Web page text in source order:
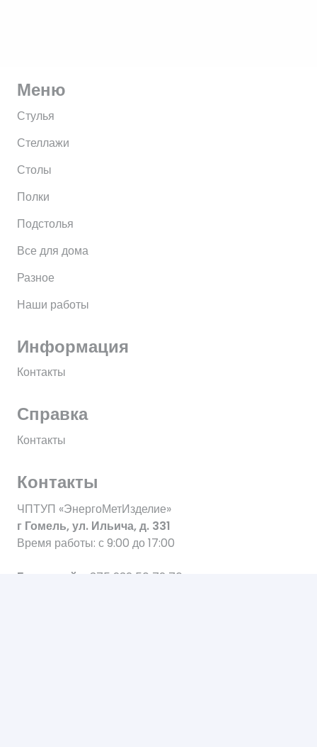
Меню
Стулья
Стеллажи
Столы
Полки
Подстолья
Все для дома
Разное
Наши работы
Информация
Контакты
Справка
Контакты
Контакты
ЧПТУП «ЭнергоМетИзделие»
г Гомель, ул. Ильича, д. 331
Время работы: с 9:00 до 17:00
Городской:
+375 232 50 72 76